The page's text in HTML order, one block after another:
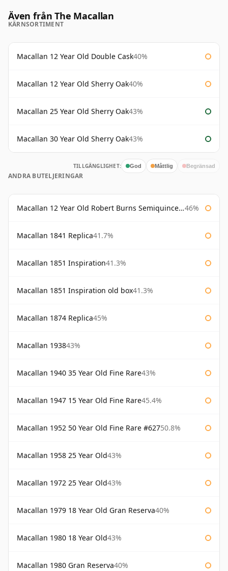
Även från The Macallan
KÄRNSORTIMENT
Macallan 12 Year Old Double Cask40%
Macallan 12 Year Old Sherry Oak40%
Macallan 25 Year Old Sherry Oak43%
Macallan 30 Year Old Sherry Oak43%
TILLGÄNGLIGHET: God Måttlig Begränsad
ANDRA BUTELJERINGAR
Macallan 12 Year Old Robert Burns Semiquincentenary 46%
Macallan 1841 Replica41.7%
Macallan 1851 Inspiration41.3%
Macallan 1851 Inspiration old box41.3%
Macallan 1874 Replica45%
Macallan 193843%
Macallan 1940 35 Year Old Fine Rare43%
Macallan 1947 15 Year Old Fine Rare45.4%
Macallan 1952 50 Year Old Fine Rare #62750.8%
Macallan 1958 25 Year Old43%
Macallan 1972 25 Year Old43%
Macallan 1979 18 Year Old Gran Reserva40%
Macallan 1980 18 Year Old43%
Macallan 1980 Gran Reserva40%